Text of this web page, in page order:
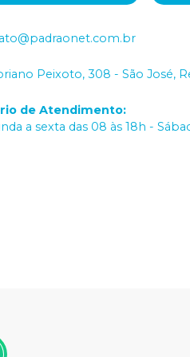
Peixoto, 308 - São José,
de Atendimento:
a sexta das 08 às 18h -